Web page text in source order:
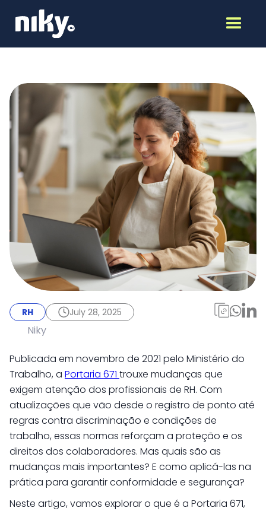
Portaria 671/2021: por
que o RH precisa ficar
atento?
RH July 28, 2025
Niky
Publicada em novembro de 2021 pelo Ministério do
Trabalho, a Portaria 671 trouxe mudanças que
exigem atenção dos profissionais de RH. Com
atualizações que vão desde o registro de ponto até
regras contra discriminação e condições de
trabalho, essas normas reforçam a proteção e os
direitos dos colaboradores. Mas quais são as
mudanças mais importantes? E como aplicá-las na
prática para garantir conformidade e segurança?
Neste artigo, vamos explorar o que é a Portaria 671,